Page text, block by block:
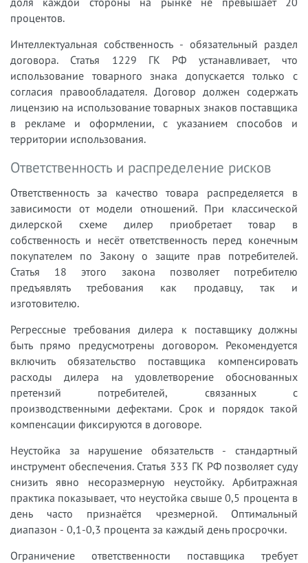
процентов.
Интеллектуальная собственность - обязательный раздел
договора. Статья 1229 ГК РФ устанавливает, что
использование товарного знака допускается только с
согласия правообладателя. Договор должен содержать
лицензию на использование товарных знаков поставщика
в рекламе и оформлении, с указанием способов и
территории использования.
Ответственность и распределение рисков
Ответственность за качество товара распределяется в
зависимости от модели отношений. При классической
дилерской схеме дилер приобретает товар в
собственность и несёт ответственность перед конечным
покупателем по Закону о защите прав потребителей.
Статья 18 этого закона позволяет потребителю
предъявлять требования как продавцу, так и
изготовителю.
Регрессные требования дилера к поставщику должны
быть прямо предусмотрены договором. Рекомендуется
включить обязательство поставщика компенсировать
расходы дилера на удовлетворение обоснованных
претензий потребителей, связанных с
производственными дефектами. Срок и порядок такой
компенсации фиксируются в договоре.
Неустойка за нарушение обязательств - стандартный
инструмент обеспечения. Статья 333 ГК РФ позволяет суду
снизить явно несоразмерную неустойку. Арбитражная
практика показывает, что неустойка свыше 0,5 процента в
день часто признаётся чрезмерной. Оптимальный
диапазон - 0,1-0,3 процента за каждый день просрочки.
Ограничение ответственности поставщика требует